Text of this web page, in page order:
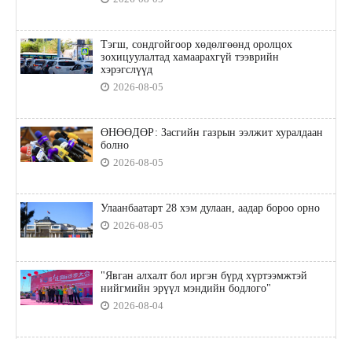
Тэгш, сондгойгоор хөдөлгөөнд оролцох
зохицуулалтад хамаарахгүй тээврийн
хэрэгслүүд
2026-08-05
ӨНӨӨДӨР: Засгийн газрын ээлжит хуралдаан
болно
2026-08-05
Улаанбаатарт 28 хэм дулаан, аадар бороо орно
2026-08-05
"Явган алхалт бол иргэн бүрд хүртээмжтэй
нийгмийн эрүүл мэндийн бодлого"
2026-08-04